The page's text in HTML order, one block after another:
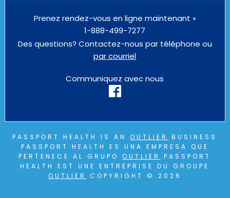
Prenez rendez-vous en ligne maintenant »
1-888-499-7277
Des questions? Contactez-nous par téléphone ou
par courriel
Communiquez avec nous
PASSPORT HEALTH IS AN OUTLIER
BUSINESS
PASSPORT HEALTH ES UNA EMPRESA QUE
PERTENECE AL GRUPO OUTLIER
PASSPORT
HEALTH EST UNE ENTREPRISE DU GROUPE
OUTLIER
COPYRIGHT © 2026